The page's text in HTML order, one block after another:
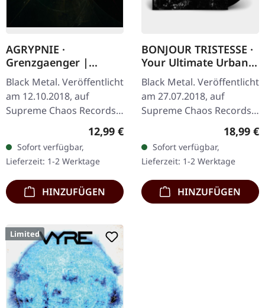
AGRYPNIE ·
Grenzgaenger |
DIGIPAK CD
Black Metal. Veröffentlicht
am 12.10.2018, auf
Supreme Chaos Records.
Limitierte DigiPak-Auflage
von "Grenzgænger".
Limitiert auf 1000
Exemplare!…
Regulärer Preis:
12,99 €
Sofort verfügbar,
Lieferzeit: 1-2 Werktage
HINZUFÜGEN
BONJOUR TRISTESSE ·
Your Ultimate Urban
Nightmare | BLACK LP
Black Metal. Veröffentlicht
am 27.07.2018, auf
Supreme Chaos Records.
Schwarzes Vinyl mit
schwerem Cover und
Insert, limitiert auf 200
Exemplare.…
18,99 €
Sofort verfügbar,
Lieferzeit: 1-2 Werktage
HINZUFÜGEN
Limited